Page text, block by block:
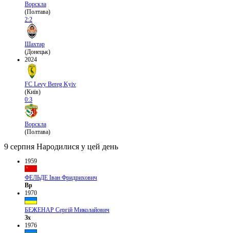
Ворскла
(Полтава)
2:2
Шахтар
(Донецьк)
2024
FC Levy Bereg Kyiv
(Київ)
0:3
Ворскла
(Полтава)
9 серпня Народилися у цей день
1959
ФЕЛЬДЕ Іван Фридрихович
Вр
1970
БЕЖЕНАР Сергій Миколайович
Зх
1976